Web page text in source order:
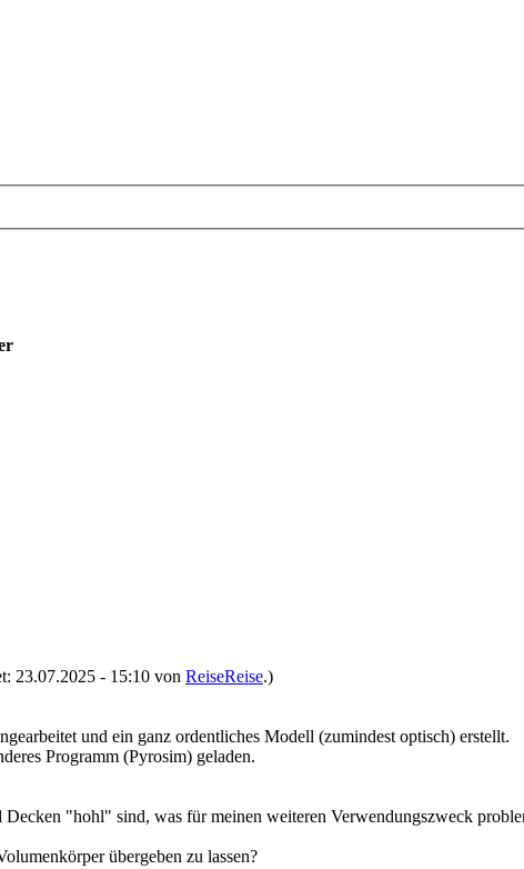
23.07.2025 - 15:10 von ReiseReise.)
und ein ganz ordentliches Modell (zumindest optisch) erstellt.
Programm (Pyrosim) geladen.
"hohl" sind, was für meinen weiteren Verwendungszweck
übergeben zu lassen?